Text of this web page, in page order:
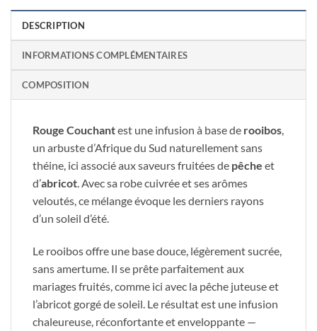
DESCRIPTION
INFORMATIONS COMPLÉMENTAIRES
COMPOSITION
Rouge Couchantest une infusion à base de rooibos,
un arbuste d’Afrique du Sud naturellement sans
théine, ici associé aux saveurs fruitées de pêche et
d’abricot. Avec sa robe cuivrée et ses arômes
veloutés, ce mélange évoque les derniers rayons
d’un soleil d’été.
Le rooibos offre une base douce, légèrement sucrée,
sans amertume. Il se prête parfaitement aux
mariages fruités, comme ici avec la pêche juteuse et
l’abricot gorgé de soleil. Le résultat est une infusion
chaleureuse, réconfortante et enveloppante —